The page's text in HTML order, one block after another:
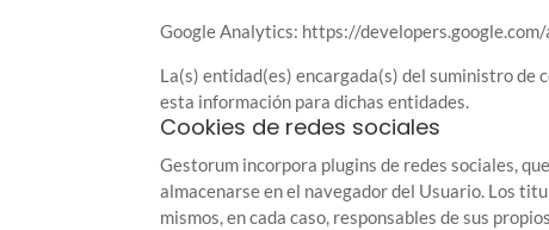
Google Analytics: https://
La(s) entidad(es) encargada(s) del suministro de
esta información para dichas entidades.
Cookies de redes sociales
Gestorum incorpora plugins de redes sociales,
almacenarse en el navegador del Usuario. Los
mismos, en cada caso, responsables de sus